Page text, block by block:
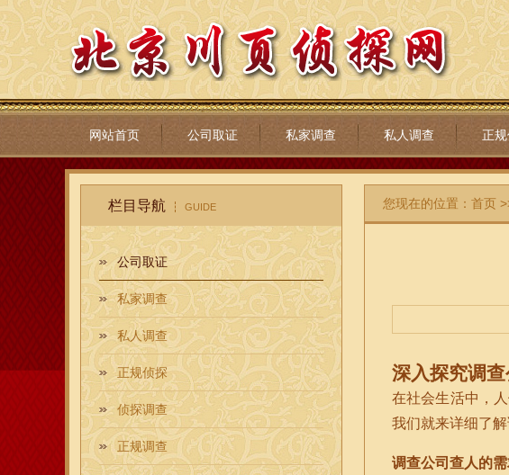
网站首页 公司取证 私家调查 私人调查 正
栏目导航 GUIDE
公司取证
私家调查
私人调查
正规侦探
侦探调查
正规调查
您现在的位置： 首页
深入探究调
在社会生活中，
我们就来详细了
调查公司查人的